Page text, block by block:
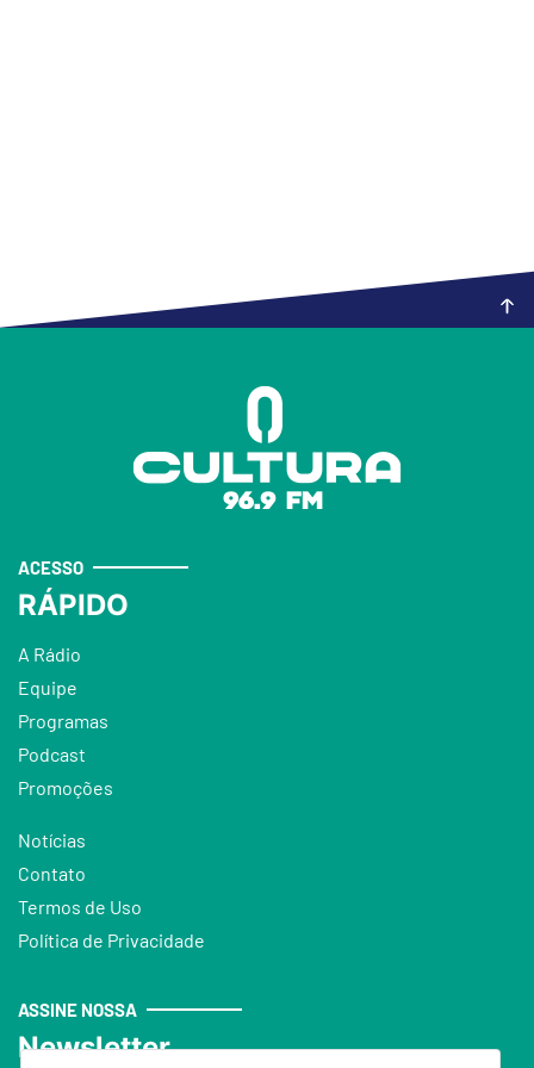
ACESSO
RÁPIDO
A Rádio
Equipe
Programas
Podcast
Promoções
Notícias
Contato
Termos de Uso
Política de Privacidade
ASSINE NOSSA
Newsletter